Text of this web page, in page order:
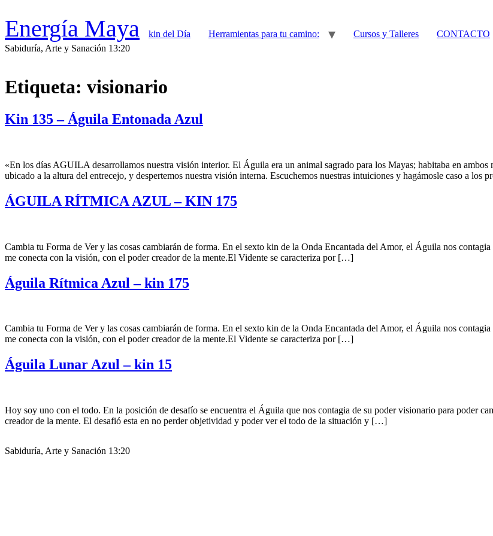
al
contenido
Energía Maya
Sabiduría, Arte y Sanación 13:20
kin del Día Herramientas para tu camino: Cursos y Talleres CONTACTO
Etiqueta: visionario
Kin 135 – Águila Entonada Azul
«En los días AGUILA desarrollamos nuestra visión interior. El Águila era un animal sagrado para los Mayas; habitaba en
ubicado a la altura del entrecejo, y despertemos nuestra visión interna. Escuchemos nuestras intuiciones y hagámosle caso a
ÁGUILA RÍTMICA AZUL – KIN 175
Cambia tu Forma de Ver y las cosas cambiarán de forma. En el sexto kin de la Onda Encantada del Amor, el Águila nos
me conecta con la visión, con el poder creador de la mente.El Vidente se caracteriza por […]
Águila Rítmica Azul – kin 175
Cambia tu Forma de Ver y las cosas cambiarán de forma. En el sexto kin de la Onda Encantada del Amor, el Águila nos
me conecta con la visión, con el poder creador de la mente.El Vidente se caracteriza por […]
Águila Lunar Azul – kin 15
Hoy soy uno con el todo. En la posición de desafío se encuentra el Águila que nos contagia de su poder visionario para poder
creador de la mente. El desafió esta en no perder objetividad y poder ver el todo de la situación y […]
Sabiduría, Arte y Sanación 13:20